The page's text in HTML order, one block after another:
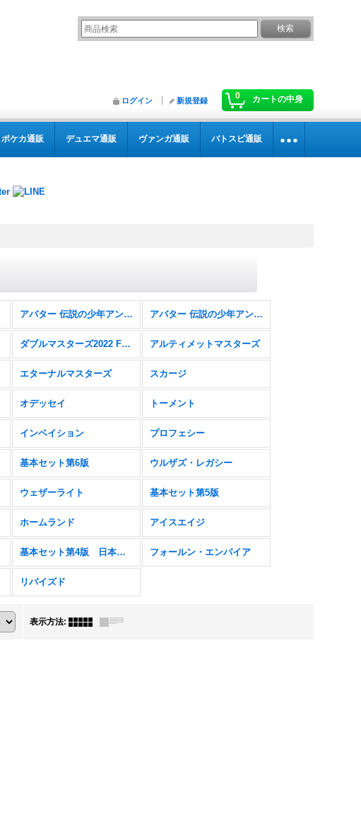
0 カートの中身
ログイン 新規登録
ポケカ通販 デュエマ通販 ヴァンガ通販 バトスピ通販
アバター 伝説の少年アン・エターナル使用可能カード アバター 伝説の少年アン・エターナル使用可能カード FOIL
ダブルマスターズ2022 FOIL アルティメットマスターズ
エターナルマスターズ スカージ
オデッセイ トーメント
インベイション プロフェシー
基本セット第6版 ウルザズ・レガシー
ウェザーライト 基本セット第5版
ホームランド アイスエイジ
基本セット第4版 日本語黒枠 フォールン・エンパイア
リバイズド
表示方法: